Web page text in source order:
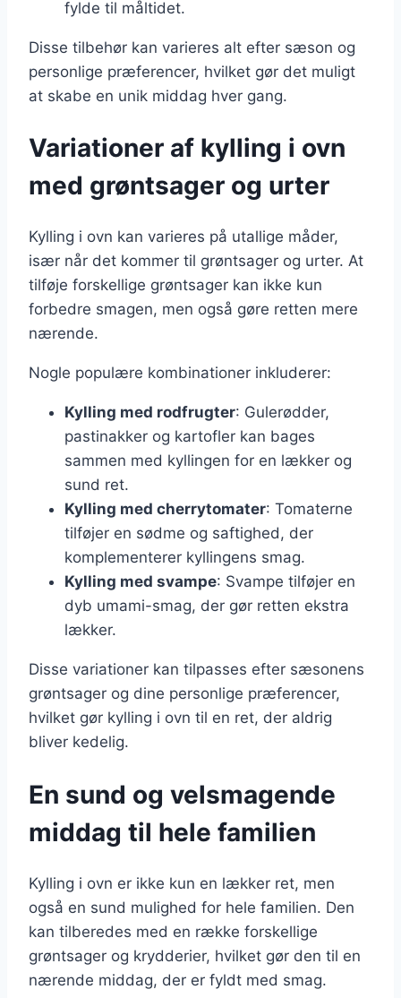
fylde til måltidet.
Disse tilbehør kan varieres alt efter sæson og
personlige præferencer, hvilket gør det muligt
at skabe en unik middag hver gang.
Variationer af kylling i ovn
med grøntsager og urter
Kylling i ovn kan varieres på utallige måder,
især når det kommer til grøntsager og urter. At
tilføje forskellige grøntsager kan ikke kun
forbedre smagen, men også gøre retten mere
nærende.
Nogle populære kombinationer inkluderer:
Kylling med rodfrugter: Gulerødder,
pastinakker og kartofler kan bages
sammen med kyllingen for en lækker og
sund ret.
Kylling med cherrytomater: Tomaterne
tilføjer en sødme og saftighed, der
komplementerer kyllingens smag.
Kylling med svampe: Svampe tilføjer en
dyb umami-smag, der gør retten ekstra
lækker.
Disse variationer kan tilpasses efter sæsonens
grøntsager og dine personlige præferencer,
hvilket gør kylling i ovn til en ret, der aldrig
bliver kedelig.
En sund og velsmagende
middag til hele familien
Kylling i ovn er ikke kun en lækker ret, men
også en sund mulighed for hele familien. Den
kan tilberedes med en række forskellige
grøntsager og krydderier, hvilket gør den til en
nærende middag, der er fyldt med smag.